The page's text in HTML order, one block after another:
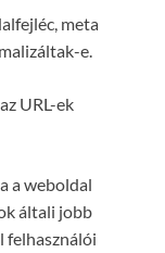
meta
e.
URL-ek
a weboldal
általi jobb
felhasználói